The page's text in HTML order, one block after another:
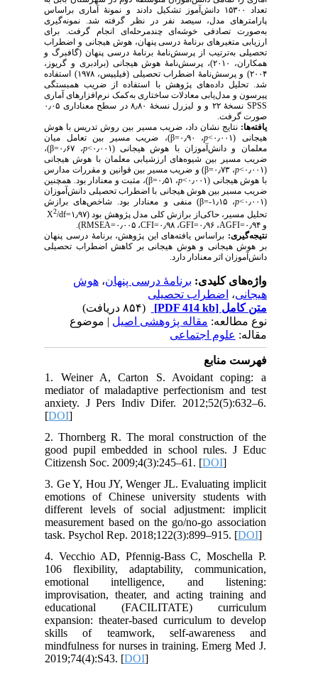
تعداد ۱۵۳۰۰ دانش‌آموز تشکیل دادند و نمونهٔ آماری براساس
پارامترهای مدل، سیصد نفر در نظر گرفته شد. نمونه‌گیری
به‌صورت تصادفی خوشه‌ای چندمرحله‌ای انجام گرفت. برای
ارزیابی متغیرهای برنامهٔ درسی پنهان، هوش هیجانی و اضطراب
تحصیلی به‌ترتیب از پرسش‌نامهٔ برنامهٔ درسی پنهان (گافبرگ و
همکاران، ۲۰۱۰)، پرسش‌نامهٔ هوش هیجانی (برادبری و گریوز،
۲۰۰۴) و پرسش‌نامهٔ اضطراب تحصیلی (فیلیپس، ۱۹۷۸) استفاده
شد. تحلیل داده‌های پژوهش با استفاده از ضریب همبستگی
پیرسون و مدل‌یابی معادلات ساختاری به‌کمک نرم‌افزارهای آماری
SPS
نسخهٔ ۲۲ و و لیزرل نسخهٔ ۸٫۸۰ در سطح معناداری ۰٫۰۵
صورت گرفت.
یافته‌ها:نتایج نشان داد، ضریب مسیر بین روش تدریس با هوش
هیجانی (۰٫۰۰۱>
p، ۰٫۹۰= β)، ضریب مسیر بین تعامل میان
معلمان و دانش‌آموزان با هوش هیجانی (۰٫۰۰۱>
p، ۰٫۶۷= β)،
ضریب مسیر بین شیوه‌های ارزشیابی معلمان با هوش هیجانی
p، ۰٫۷۳= β) و ضریب مسیر بین قوانین و مقررات مدارس
با هوش هیجانی (۰٫۰۰۱>
p، ۰٫۵۱= β)،مثبت ومعنا‌دار بود. همچنین
ضریب مسیر بین هوش هیجانی با اضطراب تحصیلی دانش‌آموزان
p، ۱٫۱۵-= β
)منفی و معنا‌دار بود. شاخص‌های برازش
تحلیل مسیر، حاکی‌از برازش کلی مدل پژوهش بود (۱٫۹۷=
/df
X2
AGFI، ۰٫۹۶= GFI، ۰٫۹۸= CFI، ۰٫۰۰۵= RMSEA
).
نتیجه‌گیری:براساس یافته‌های این پژوهش، برنامهٔ درسی پنهان
بر هوش هیجانی و هوش هیجانی بر کاهش اضطراب تحصیلی
دانش‌آموزان اثر معنادار دارد.
واژه‌های کلیدی:برنامهٔ درسی پنهان،هوش
هیجانی،اضطراب تحصیلی
متن کامل[PDF 414 kb]
نوع مطالعه:مقاله پژوهشی اصیل| موضوع
مقاله:علوم اجتماعی
فهرست منابع
1. Weiner A, Carton S. Avoidant coping: a
mediator of maladaptive perfectionism and test
anxiety. J Pers Indiv Difer. 2012;52(5):632–6.
[DOI
2. Thornberg R. The moral construction of the
good pupil embedded in school rules. J Educ
Citizensh Soc. 2009;4(3):245–61. [DOI
3. Ge Y, Hou JY, Wenger JL. Evaluating implicit
emotions of Chinese university students with
different levels of social adjustment: implicit
measurement based on the go/no-go association
task. Psychol Rep. 2018;122(3):899–915. [DOI
4. Vecchio AD, Pfennig-Bass C, Moschella P.
106 flexibility, adaptability, communication,
emotional intelligence, and listening:
improvisation, theater, and acting training and
educational (FACILITATE) curriculum
expansion: theater-based curriculum to develop
skills of teamwork, self-awareness and
mindfulness for nurses in training. Emerg Med J.
2019;74(4):S43. [DOI